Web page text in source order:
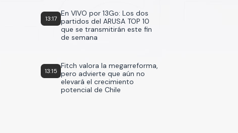
13:17
En VIVO por 13Go: Los dos
partidos del ARUSA TOP 10
que se transmitirán este fin
de semana
13:15
Fitch valora la megarreforma,
pero advierte que aún no
elevará el crecimiento
potencial de Chile